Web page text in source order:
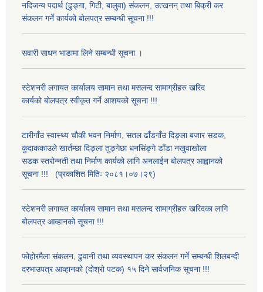
नदिजन्य पदार्थ (ढुङ्गा, गिटी, बालुवा) संकलन, उत्खनन् तथा बिक्री कर
संकलन गर्ने कार्यको बोलपत्र सम्बन्धी सूचना !!!
सवारी साधन भाडामा लिने सम्बन्धी सूचना ।
स्टेशनरी लगायत कार्यालय सामान तथा मसलन्द सामाग्रीहरु खरिद
कार्यको बोलपत्र स्वीकृत गर्ने आशयको सूचना !!!
टारीगाँउ स्वास्थ्य चौकी भवन निर्माण, सतल ढाँडगाँउ दिङ्ला बजार सडक,
कुदाककाउले खार्तम्छा दिङ्ला तुङ्गेछा धनसिंङ्गे डाँडा नखुवाखोला
सडक स्तरोन्नती तथा निर्माण कार्यको लागि अनलाईन बोलपत्र आह्वानको
सूचना !!! (प्रकाशित मितिः २०८१।०७।२९)
स्टेशनरी लगायत कार्यालय सामान तथा मसलन्द सामाग्रीहरु खरिदका लागि
बोलपत्र आव्हानको सूचना !!!
फोहोरमैला संकलन, ढुवानी तथा व्यवस्थापन कर संकलन गर्ने सम्बन्धी शिलबन्दी
दरभाउपत्र आव्हानको (दोश्रो पटक) १५ दिने सार्वजनिक सूचना !!!